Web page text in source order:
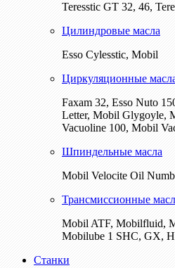
Teresstic GT 32, 46,
Цилиндровые масла
Esso Cylesstic, Mobil
Циркуляционные
Faxam 32, Esso Nuto
Letter, Mobil Glygoyle,
Vacuoline 100, Mobil
Шпиндельные масла
Mobil Velocite Oil
Трансмиссионные
Mobil ATF, Mobilfluid,
Mobilube 1 SHC, GX,
Станки